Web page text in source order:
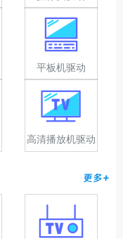
平板机驱动
高清播放机驱动
更多+